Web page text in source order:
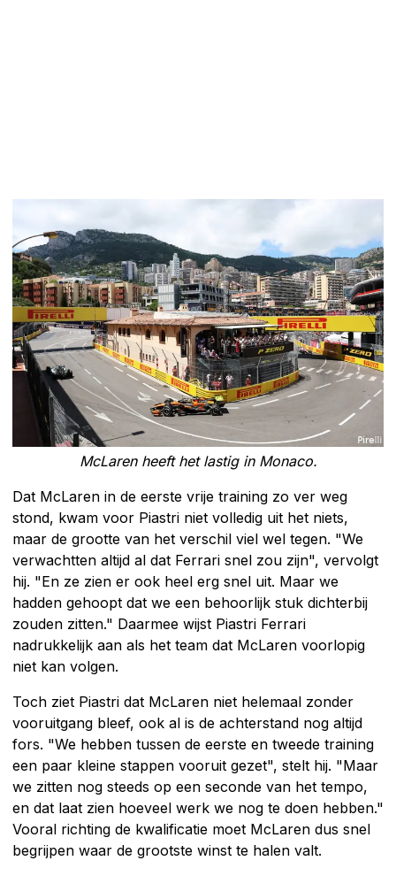
McLaren heeft het lastig in Monaco.
Dat McLaren in de eerste vrije training zo ver weg
stond, kwam voor Piastri niet volledig uit het niets,
maar de grootte van het verschil viel wel tegen. "We
verwachtten altijd al dat Ferrari snel zou zijn", vervolgt
hij. "En ze zien er ook heel erg snel uit. Maar we
hadden gehoopt dat we een behoorlijk stuk dichterbij
zouden zitten." Daarmee wijst Piastri Ferrari
nadrukkelijk aan als het team dat McLaren voorlopig
niet kan volgen.
Toch ziet Piastri dat McLaren niet helemaal zonder
vooruitgang bleef, ook al is de achterstand nog altijd
fors. "We hebben tussen de eerste en tweede training
een paar kleine stappen vooruit gezet", stelt hij. "Maar
we zitten nog steeds op een seconde van het tempo,
en dat laat zien hoeveel werk we nog te doen hebben."
Vooral richting de kwalificatie moet McLaren dus snel
begrijpen waar de grootste winst te halen valt.